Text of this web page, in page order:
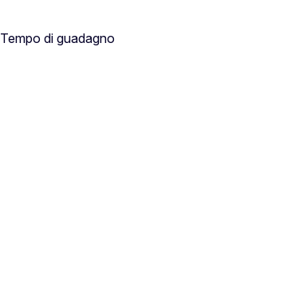
Tempo di guadagno